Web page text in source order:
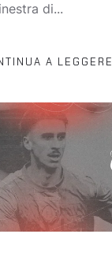
di...
A LEGGERE